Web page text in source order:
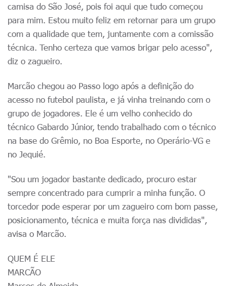
camisa do São José, pois foi aqui que tudo começou
para mim. Estou muito feliz em retornar para um grupo
com a qualidade que tem, juntamente com a comissão
técnica. Tenho certeza que vamos brigar pelo acesso",
diz o zagueiro.
Marcão chegou ao Passo logo após a definição do
acesso no futebol paulista, e já vinha treinando com o
grupo de jogadores. Ele é um velho conhecido do
técnico Gabardo Júnior, tendo trabalhado com o técnico
na base do Grêmio, no Boa Esporte, no Operário-VG e
no Jequié.
"Sou um jogador bastante dedicado, procuro estar
sempre concentrado para cumprir a minha função. O
torcedor pode esperar por um zagueiro com bom passe,
posicionamento, técnica e muita força nas divididas",
avisa o Marcão.
QUEM É ELE
MARCÃO